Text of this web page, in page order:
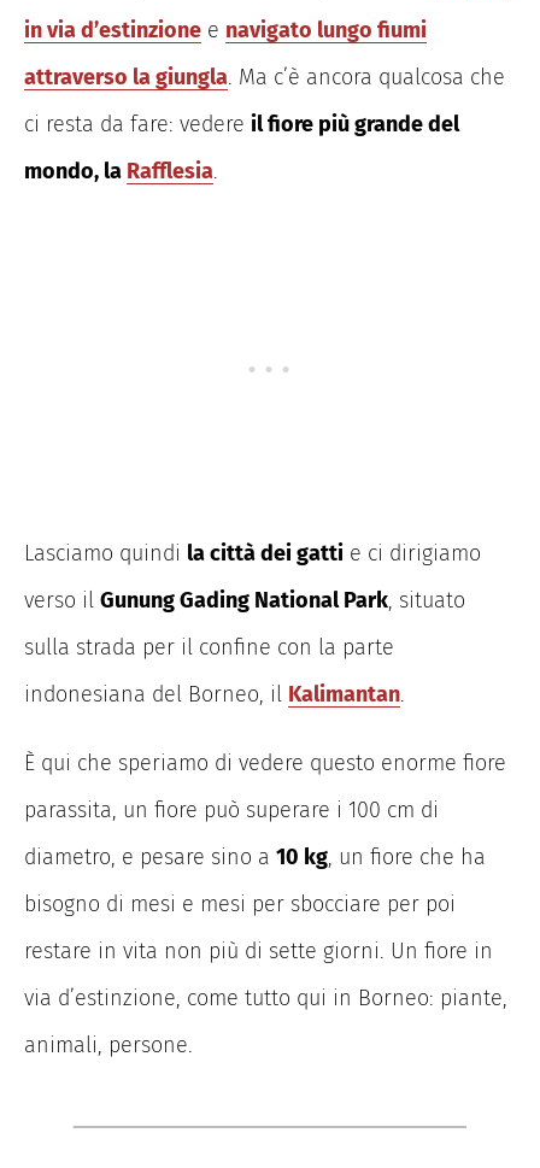
in via d’estinzione e navigato lungo fiumi
attraverso la giungla. Ma c’è ancora qualcosa che
ci resta da fare: vedere il fiore più grande del
mondo, la Rafflesia.
Lasciamo quindi la città dei gatti e ci dirigiamo
verso il Gunung Gading National Park, situato
sulla strada per il confine con la parte
indonesiana del Borneo, il Kalimantan.
È qui che speriamo di vedere questo enorme fiore
parassita, un fiore può superare i 100 cm di
diametro, e pesare sino a 10 kg, un fiore che ha
bisogno di mesi e mesi per sbocciare per poi
restare in vita non più di sette giorni. Un fiore in
via d’estinzione, come tutto qui in Borneo: piante,
animali, persone.